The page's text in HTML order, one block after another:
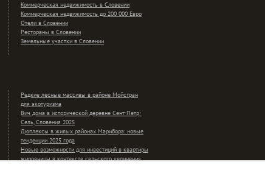
Коммерческая недвижимость в Словении
Коммерческая недвижимость до 200 000 Евро
Отели в Словении
Рестораны в Словении
Земельные участки в Словении
Редкие лесные массивы в районе Мойстран
для экотуризма
Вич дома в исторической деревне Сент-Петр-
Сель, Словения 2025
Дюплексы в жилых районах Марибора: новые
тенденции 2025 года
Новые возможности для инвестиций в квартиры
жировницы в контексте сельского уединения